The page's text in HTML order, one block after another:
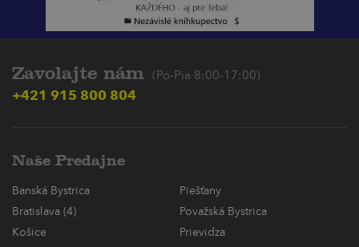
Zavolajte nám (Po-Pia 8:00-17:00)
+421 915 800 804
Naše Predajne
Banská Bystrica
Piešťany
Bratislava (4)
Považská Bystrica
Košice
Prievidza